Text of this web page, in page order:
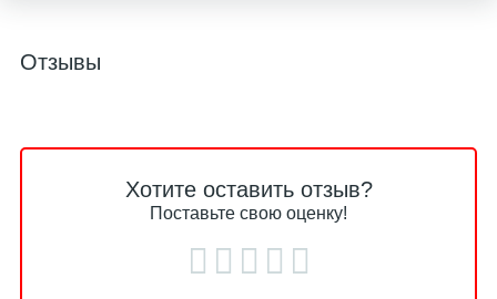
Отзывы
Хотите оставить отзыв?
Поставьте свою оценку!